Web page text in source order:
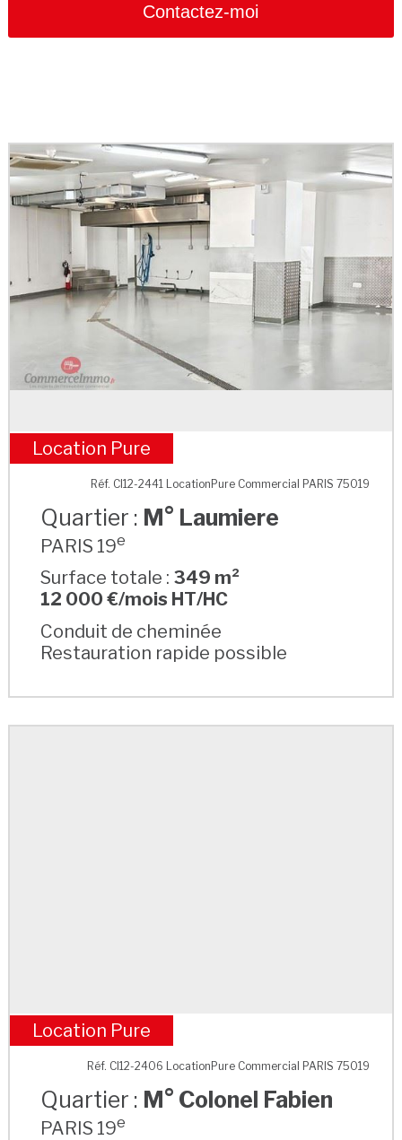
Contactez-moi
M° Laumiere
Location Pure
Réf. CI12-2441 LocationPure Commercial PARIS 75019
Quartier : M° Laumiere
PARIS 19e
Surface totale : 349 m²
12 000 €/mois HT/HC
Conduit de cheminée
Restauration rapide possible
M° Colonel Fabien
Location Pure
Réf. CI12-2406 LocationPure Commercial PARIS 75019
Quartier : M° Colonel Fabien
PARIS 19e